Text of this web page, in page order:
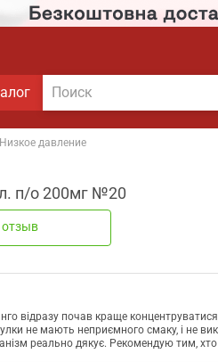
Низкое давление
п/о 200мг №20
отзыв
відразу почав краще
не мають неприємного смаку, і не
реально дякує. Рекомендую тим, хто